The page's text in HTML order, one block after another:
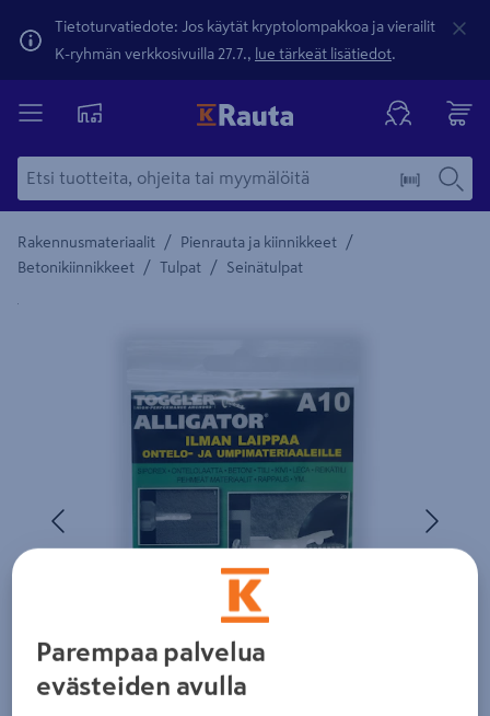
Tietoturvatiedote: Jos käytät kryptolompakkoa ja vierailit
K-ryhmän verkkosivuilla 27.7., lue tärkeät lisätiedot.
Rakennusmateriaalit / Pienrauta ja kiinnikkeet /
Betonikiinnikkeet / Tulpat / Seinätulpat
Yksityiskohtainen kuvaus löytyy Tuotteen kuvaus -
Parempaa palvelua
evästeiden avulla